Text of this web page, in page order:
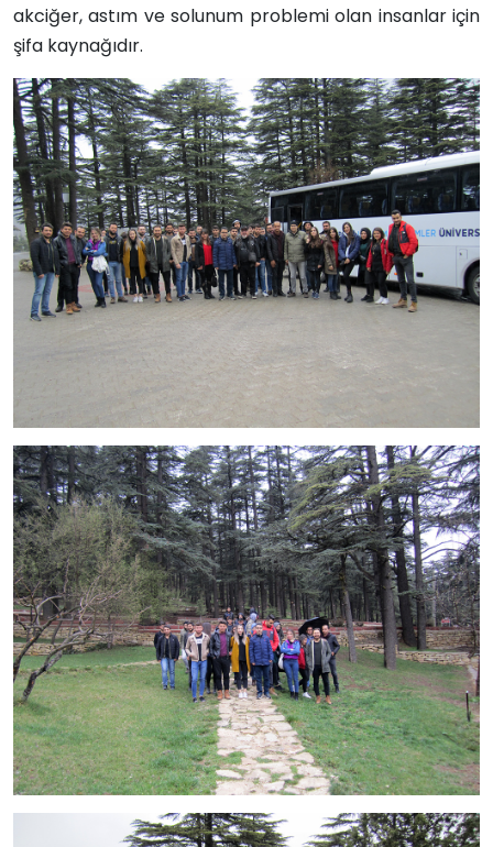
akciğer, astım ve solunum problemi olan insanlar için
şifa kaynağıdır.